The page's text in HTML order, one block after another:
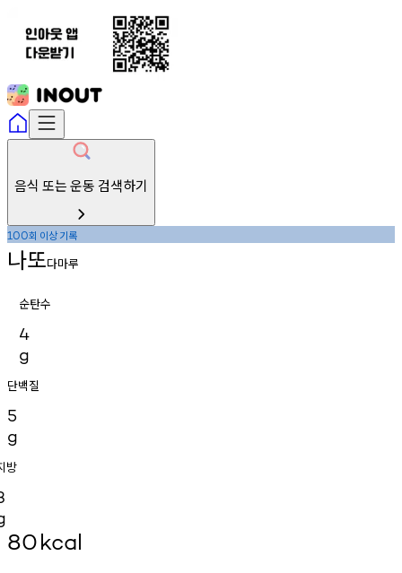
음식 또는 운동 검색하기
100회 이상기록
나또다마루
순탄수
4
g
단백질
5
g
방
80kcal